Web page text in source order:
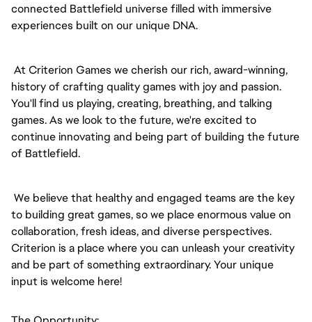
connected Battlefield universe filled with immersive
experiences built on our unique DNA.
At Criterion Games we cherish our rich, award-winning,
history of crafting quality games with joy and passion.
You'll find us playing, creating, breathing, and talking
games. As we look to the future, we're excited to
continue innovating and being part of building the future
of Battlefield.
We believe that healthy and engaged teams are the key
to building great games, so we place enormous value on
collaboration, fresh ideas, and diverse perspectives.
Criterion is a place where you can unleash your creativity
and be part of something extraordinary. Your unique
input is welcome here!